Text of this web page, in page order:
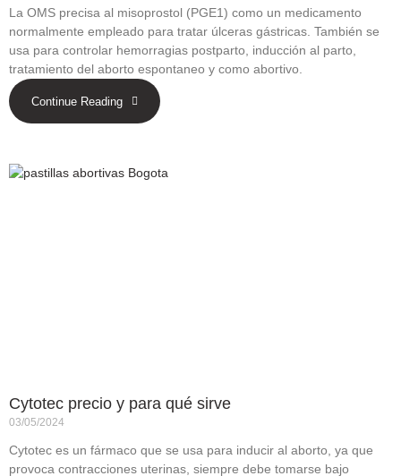
La OMS precisa al misoprostol (PGE1) como un medicamento
normalmente empleado para tratar úlceras gástricas. También se
usa para controlar hemorragias postparto, inducción al parto,
tratamiento del aborto espontaneo y como abortivo.
Continue Reading
Cytotec precio y para qué sirve
03/05/2024
Cytotec es un fármaco que se usa para inducir al aborto, ya que
provoca contracciones uterinas, siempre debe tomarse bajo